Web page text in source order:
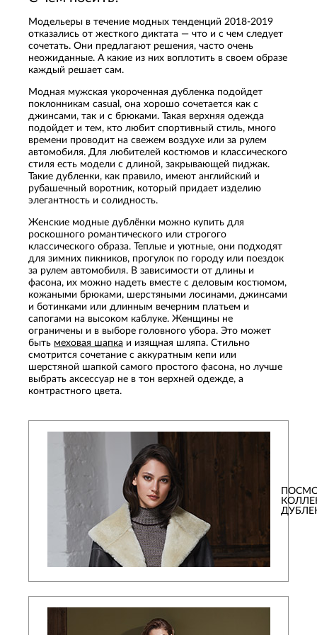
Модельеры в течение модных тенденций 2018-2019
отказались от жесткого диктата — что и с чем следует
сочетать. Они предлагают решения, часто очень
неожиданные. А какие из них воплотить в своем образе
каждый решает сам.
Модная мужская укороченная дубленка подойдет
поклонникам casual, она хорошо сочетается как с
джинсами, так и с брюками. Такая верхняя одежда
подойдет и тем, кто любит спортивный стиль, много
времени проводит на свежем воздухе или за рулем
автомобиля. Для любителей костюмов и классического
стиля есть модели с длиной, закрывающей пиджак.
Такие дубленки, как правило, имеют английский и
рубашечный воротник, который придает изделию
элегантность и солидность.
Женские модные дублёнки можно купить для
роскошного романтического или строгого
классического образа. Теплые и уютные, они подходят
для зимних пикников, прогулок по городу или поездок
за рулем автомобиля. В зависимости от длины и
фасона, их можно надеть вместе с деловым костюмом,
кожаными брюками, шерстяными лосинами, джинсами
и ботинками или длинным вечерним платьем и
сапогами на высоком каблуке. Женщины не
ограничены и в выборе головного убора. Это может
быть меховая шапка и изящная шляпа. Стильно
смотрится сочетание с аккуратным кепи или
шерстяной шапкой самого простого фасона, но лучше
выбрать аксессуар не в тон верхней одежде, а
контрастного цвета.